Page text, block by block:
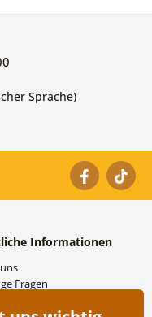
Sprache)
Informationen
Fragen